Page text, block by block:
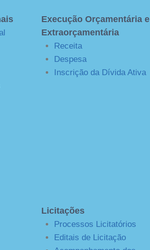
Execução Orçamentária e
Extraorçamentária
Receita
Despesa
Inscrição da Dívida Ativa
Licitações
Processos Licitatórios
Editais de Licitação